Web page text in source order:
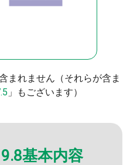
まれません（それらが含ま
」もございます）
基本内容